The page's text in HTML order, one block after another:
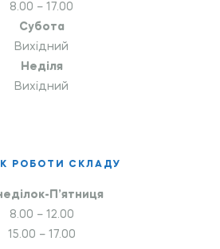
8.00 – 17.00
Субота
Вихідний
Неділя
Вихідний
РОБОТИ СКЛАДУ
П’ятниця
8.00 – 12.00
15.00 – 17.00